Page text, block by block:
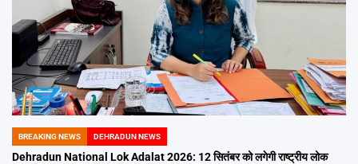
POSTED
IN
BREAKING NEWS DEHRADUN NEWS
Dehradun National Lok Adalat 2026: 12 सितंबर को लगेगी राष्ट्रीय लोक